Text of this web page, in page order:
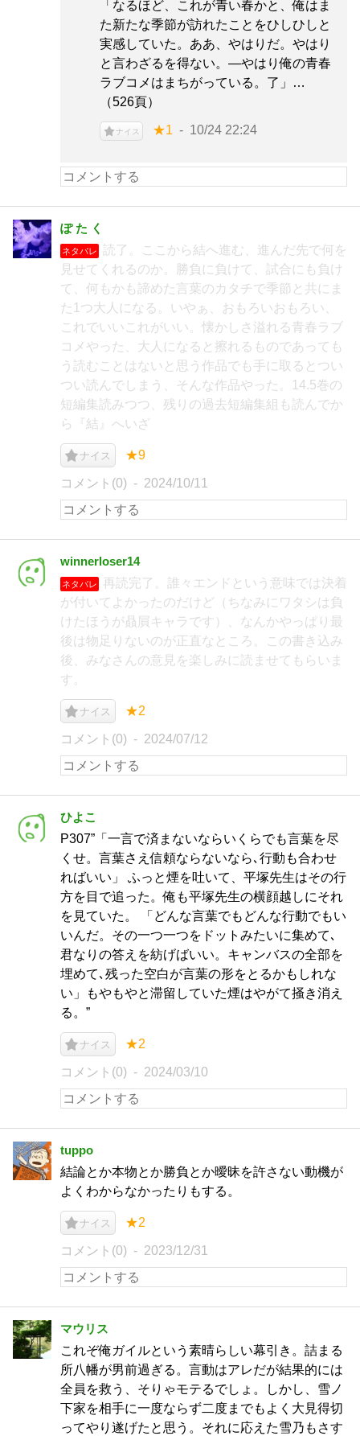
「なるほど、これが青い春かと、俺はま
た新たな季節が訪れたことをひしひしと
実感していた。ああ、やはりだ。やはり
と言わざるを得ない。―やはり俺の青春
ラブコメはまちがっている。了」…
（526頁）
ナイス ★1 10/24 22:24
ぽ た く
ネタバレ
読了。ここから結へ進む、進んだ先で何を
見せてくれるのか。勝負に負けて、試合にも負け
て、何もかも諦めた言葉のカタチで季節と共にま
た1つ大人になる。いやぁ、おもろいおもろい、
これでいいこれがいい。懐かしさ溢れる青春ラブ
コメやった、大人になると擦れるものであっても
う読むことはないと思う作品でも手に取るとつい
つい読んでしまう、そんな作品やった。14.5巻の
短編集読みつつ、残りの過去短編集組も読んでか
ら『結』へいざ
ナイス ★9
コメント(0) 2024/10/11
winnerloser14
ネタバレ
再読完了。誰々エンドという意味では決着
が付いてよかったのだけど（ちなみにワタシは負
けたほうが贔屓キャラです）、なんかやっぱり最
後は物足りないのが正直なところ。この書き込み
後、みなさんの意見を楽しみに読ませてもらいま
す。
ナイス ★2
コメント(0) 2024/07/12
ひよこ
P307”「一言で済まないならいくらでも言葉を尽
くせ。言葉さえ信頼ならないなら､行動も合わせ
ればいい」 ふっと煙を吐いて、平塚先生はその行
方を目で追った。俺も平塚先生の横顔越しにそれ
を見ていた。 「どんな言葉でもどんな行動でもい
いんだ。その一つ一つをドットみたいに集めて､
君なりの答えを紡げばいい。キャンバスの全部を
埋めて､残った空白が言葉の形をとるかもしれな
い」もやもやと滞留していた煙はやがて掻き消え
る。”
ナイス ★2
コメント(0) 2024/03/10
tuppo
結論とか本物とか勝負とか曖昧を許さない動機が
よくわからなかったりもする。
ナイス ★2
コメント(0) 2023/12/31
マウリス
これぞ俺ガイルという素晴らしい幕引き。詰まる
所八幡が男前過ぎる。言動はアレだが結果的には
全員を救う、そりゃモテるでしょ。しかし、雪ノ
下家を相手に一度ならず二度までもよく大見得切
ってやり遂げたと思う。それに応えた雪乃もさす